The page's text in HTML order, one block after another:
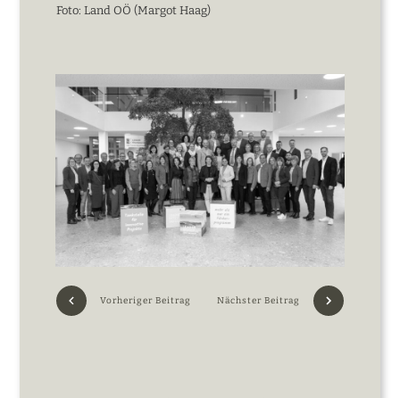
Foto: Land OÖ (Margot Haag)
Vorheriger Beitrag Nächster Beitrag